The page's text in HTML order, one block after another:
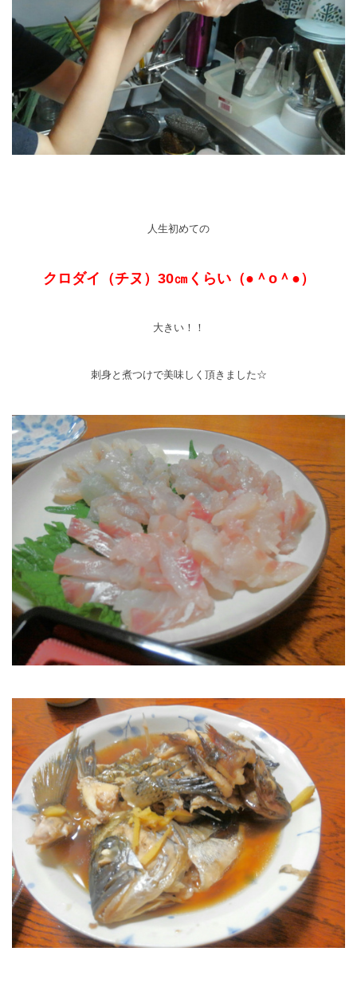
人生初めての
クロダイ（チヌ）30㎝くらい（●＾o＾●）
大きい！！
刺身と煮つけで美味しく頂きました☆